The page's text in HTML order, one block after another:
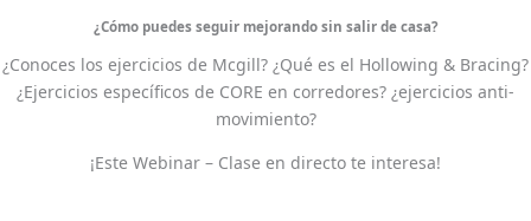
¿Cómo puedes seguir mejorando sin salir de casa?
¿Conoces los ejercicios de Mcgill? ¿Qué es el Hollowing & Bracing?
¿Ejercicios específicos de CORE en corredores? ¿ejercicios anti-
movimiento?
¡Este Webinar – Clase en directo te interesa!